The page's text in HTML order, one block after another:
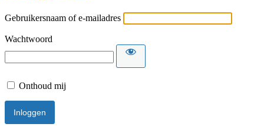
Gebruikersnaam of e-mailadres
Wachtwoord
Onthoud mij